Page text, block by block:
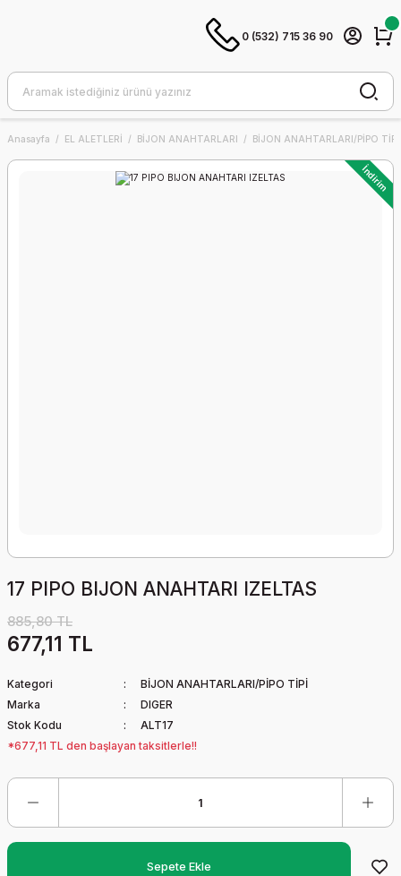
0 (532) 715 36 90
Anasayfa EL ALETLERİ BİJON ANAHTARLARI BİJON ANAHTARLARI/PİPO TİPİ
İndirim
17 PIPO BIJON ANAHTARI IZELTAS
885,80 TL
677,11 TL
Kategori
BİJON ANAHTARLARI/PİPO TİPİ
Marka
DIGER
Stok Kodu
ALT17
*677,11 TL den başlayan taksitlerle!!
Sepete Ekle